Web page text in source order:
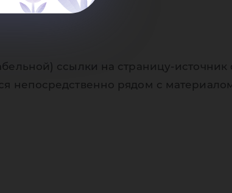
ссылки на страницу-источник
непосредственно рядом с